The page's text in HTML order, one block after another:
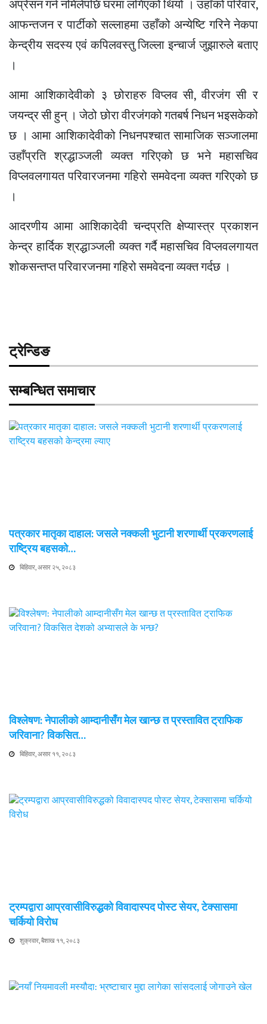
अप्रेसन गर्न नमिलेपछि घरमा लगिएको थियो । उहाँको परिवार,
आफन्तजन र पार्टीको सल्लाहमा उहाँको अन्येष्टि गरिने नेकपा
केन्द्रीय सदस्य एवं कपिलवस्तु जिल्ला इन्चार्ज जुझारुले बताए
।
आमा आशिकादेवीको ३ छोराहरु विप्लव सी, वीरजंग सी र
जयन्द्र सी हुन् । जेठो छोरा वीरजंगको गतबर्ष निधन भइसकेको
छ । आमा आशिकादेवीको निधनपश्चात सामाजिक सञ्जालमा
उहाँप्रति श्रद्धाञ्जली व्यक्त गरिएको छ भने महासचिव
विप्लवलगायत परिवारजनमा गहिरो समवेदना व्यक्त गरिएको छ
।
आदरणीय आमा आशिकादेवी चन्दप्रति क्षेप्यास्त्र प्रकाशन
केन्द्र हार्दिक श्रद्धाञ्जली व्यक्त गर्दै महासचिव विप्लवलगायत
शोकसन्तप्त परिवारजनमा गहिरो समवेदना व्यक्त गर्दछ ।
ट्रेन्डिङ
सम्बन्धित समाचार
पत्रकार मातृका दाहाल: जसले नक्कली भुटानी शरणार्थी प्रकरणलाई
राष्ट्रिय बहसको…
बिहिवार, असार २५, २०८३
विश्लेषण: नेपालीको आम्दानीसँग मेल खान्छ त प्रस्तावित ट्राफिक
जरिवाना? विकसित…
बिहिवार, असार ११, २०८३
ट्रम्पद्वारा आप्रवासीविरुद्धको विवादास्पद पोस्ट सेयर, टेक्सासमा
चर्कियो विरोध
शुक्रवार, बैशाख ११, २०८३